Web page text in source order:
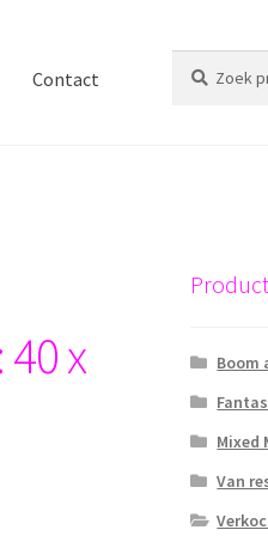
Contact
naar:
x
Boom
Mixed
Van